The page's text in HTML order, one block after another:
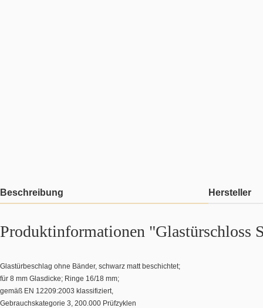
Beschreibung Hersteller
Produktinformationen "Glastürschloss
Glastürbeschlag ohne Bänder, schwarz matt beschichtet;
für 8 mm Glasdicke; Ringe 16/18 mm;
gemäß EN 12209:2003 klassifiziert,
Gebrauchskategorie 3, 200.000 Prüfzyklen